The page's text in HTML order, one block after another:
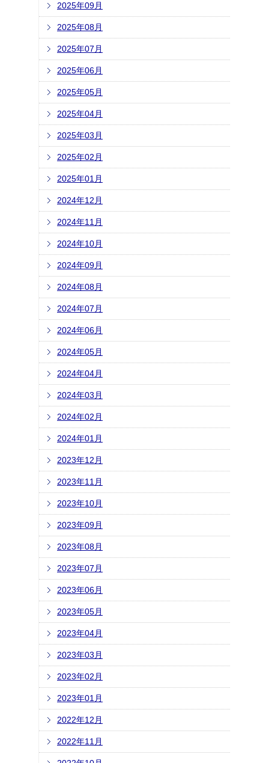
2025年09月
2025年08月
2025年07月
2025年06月
2025年05月
2025年04月
2025年03月
2025年02月
2025年01月
2024年12月
2024年11月
2024年10月
2024年09月
2024年08月
2024年07月
2024年06月
2024年05月
2024年04月
2024年03月
2024年02月
2024年01月
2023年12月
2023年11月
2023年10月
2023年09月
2023年08月
2023年07月
2023年06月
2023年05月
2023年04月
2023年03月
2023年02月
2023年01月
2022年12月
2022年11月